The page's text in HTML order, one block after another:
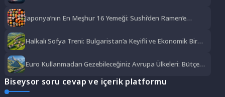
Japonya’nın En Meşhur 16 Yemeği: Sushi’den Ramen’e
Halkalı Sofya Treni: Bulgaristan’a Keyifli ve Ekonomik Bir
Euro Kullanmadan Gezebileceğiniz Avrupa Ülkeleri: Bütçe
Biseysor soru cevap ve içerik platformu